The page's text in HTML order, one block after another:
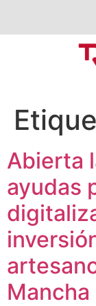
Abierta
ayudas